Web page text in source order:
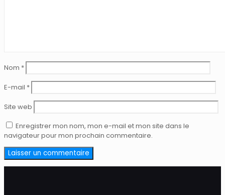
Nom *
E-mail *
Site web
Enregistrer mon nom, mon e-mail et mon site dans le
navigateur pour mon prochain commentaire.